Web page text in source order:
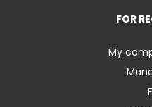
FOR
My